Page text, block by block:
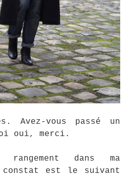
Avez-vous passé un
oui, merci.
dans ma
est le suivant